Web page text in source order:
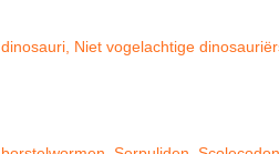
dinosauri, Niet vogelachtige